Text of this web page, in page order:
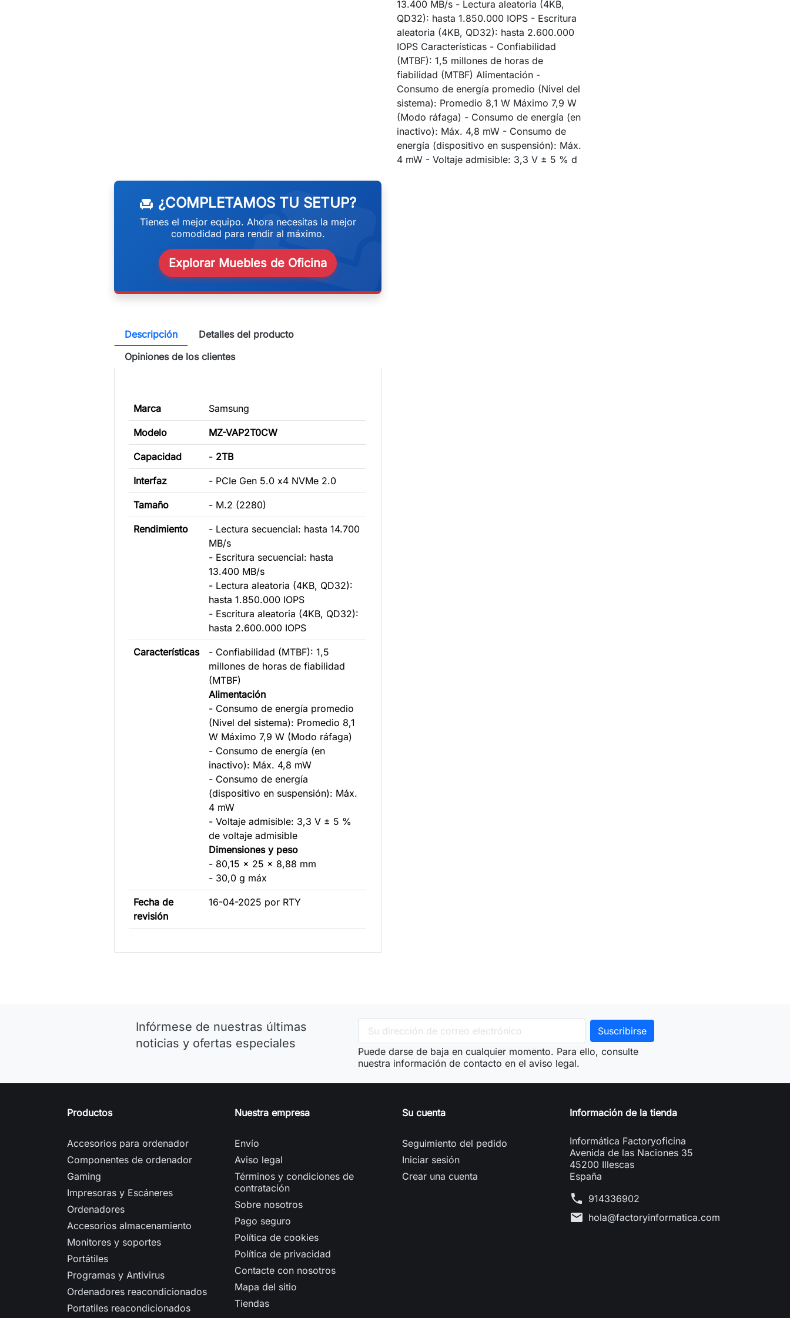
13.400 MB/s - Lectura aleatoria (4KB,
QD32): hasta 1.850.000 IOPS - Escritura
aleatoria (4KB, QD32): hasta 2.600.000
IOPS Características - Confiabilidad
(MTBF): 1,5 millones de horas de
fiabilidad (MTBF) Alimentación -
Consumo de energía promedio (Nivel del
sistema): Promedio 8,1 W Máximo 7,9 W
(Modo ráfaga) - Consumo de energía (en
inactivo): Máx. 4,8 mW - Consumo de
energía (dispositivo en suspensión): Máx.
4 mW - Voltaje admisible: 3,3 V ± 5 % d
weekend
chair ¿COMPLETAMOS TU SETUP?
Tienes el mejor equipo. Ahora necesitas la mejor
comodidad para rendir al máximo.
Explorar Muebles de Oficina
Descripción
Detalles del producto
Opiniones de los clientes
Marca Samsung
Modelo MZ-VAP2T0CW
Capacidad - 2TB
Interfaz - PCIe Gen 5.0 x4 NVMe 2.0
Tamaño - M.2 (2280)
Rendimiento
- Lectura secuencial: hasta 14.700
MB/s
- Escritura secuencial: hasta
13.400 MB/s
- Lectura aleatoria (4KB, QD32):
hasta 1.850.000 IOPS
- Escritura aleatoria (4KB, QD32):
hasta 2.600.000 IOPS
Características
- Confiabilidad (MTBF): 1,5
millones de horas de fiabilidad
(MTBF)
Alimentación
- Consumo de energía promedio
(Nivel del sistema): Promedio 8,1
W Máximo 7,9 W (Modo ráfaga)
- Consumo de energía (en
inactivo): Máx. 4,8 mW
- Consumo de energía
(dispositivo en suspensión): Máx.
4 mW
- Voltaje admisible: 3,3 V ± 5 %
de voltaje admisible
Dimensiones y peso
- 80,15 x 25 x 8,88 mm
- 30,0 g máx
Fecha de
revisión
16-04-2025 por RTY
Infórmese de nuestras últimas
noticias y ofertas especiales
Puede darse de baja en cualquier momento. Para ello, consulte
nuestra información de contacto en el aviso legal.
Productos
Accesorios para ordenador
Componentes de ordenador
Gaming
Impresoras y Escáneres
Ordenadores
Accesorios almacenamiento
Monitores y soportes
Portátiles
Programas y Antivirus
Ordenadores reacondicionados
Portatiles reacondicionados
Nuestra empresa
Envío
Aviso legal
Términos y condiciones de
contratación
Sobre nosotros
Pago seguro
Política de cookies
Política de privacidad
Contacte con nosotros
Mapa del sitio
Tiendas
Su cuenta
Seguimiento del pedido
Iniciar sesión
Crear una cuenta
Información de la tienda
Informática Factoryoficina
Avenida de las Naciones 35
45200 Illescas
España
phone 914336902
mail hola@factoryinformatica.com